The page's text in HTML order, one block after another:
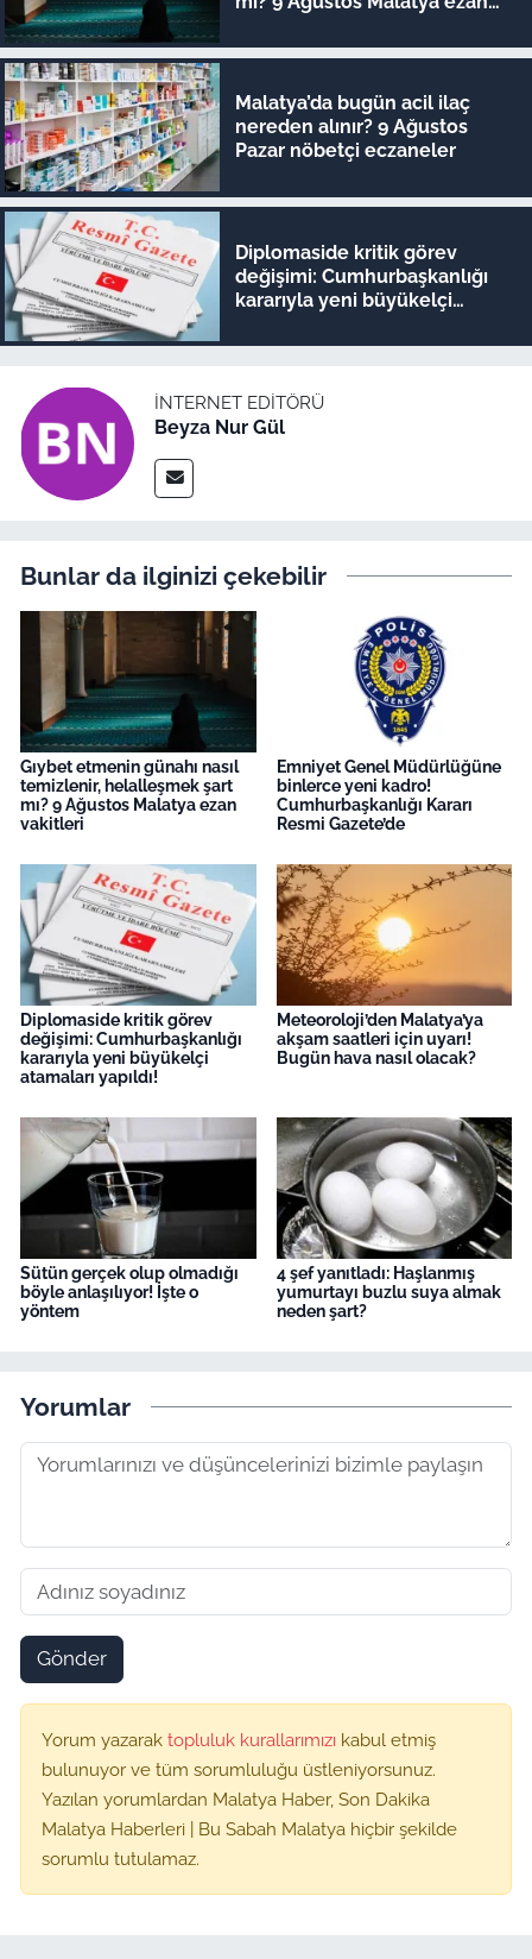
Malatya’da bugün acil ilaç
nereden alınır? 9 Ağustos
Pazar nöbetçi eczaneler
Diplomaside kritik görev
değişimi: Cumhurbaşkanlığı
kararıyla yeni büyükelçi
İNTERNET EDITÖRÜ
Beyza Nur Gül
Bunlar da ilginizi çekebilir
Gıybet etmenin günahı nasıl
temizlenir, helalleşmek şart
mı? 9 Ağustos Malatya ezan
vakitleri
Emniyet Genel Müdürlüğüne
binlerce yeni kadro!
Cumhurbaşkanlığı Kararı
Resmi Gazete’de
Diplomaside kritik görev
değişimi: Cumhurbaşkanlığı
kararıyla yeni büyükelçi
atamaları yapıldı!
Meteoroloji’den Malatya’ya
akşam saatleri için uyarı!
Bugün hava nasıl olacak?
Sütün gerçek olup olmadığı
böyle anlaşılıyor! İşte o
yöntem
4 şef yanıtladı: Haşlanmış
yumurtayı buzlu suya almak
neden şart?
Yorumlar
Gönder
Yorum yazarak topluluk kurallarımızı kabul etmiş
bulunuyor ve tüm sorumluluğu üstleniyorsunuz.
Yazılan yorumlardan Malatya Haber, Son Dakika
Malatya Haberleri | Bu Sabah Malatya hiçbir şekilde
sorumlu tutulamaz.